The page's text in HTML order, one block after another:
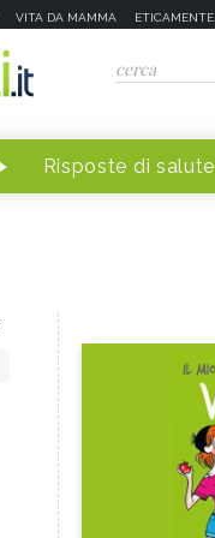
VITA DA MAMMA ETICAMENTE
Risposte di salute